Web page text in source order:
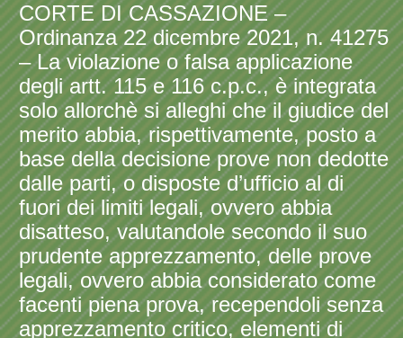
CORTE DI CASSAZIONE –
Ordinanza 22 dicembre 2021, n. 41275
– La violazione o falsa applicazione
degli artt. 115 e 116 c.p.c., è integrata
solo allorchè si alleghi che il giudice del
merito abbia, rispettivamente, posto a
base della decisione prove non dedotte
dalle parti, o disposte d’ufficio al di
fuori dei limiti legali, ovvero abbia
disatteso, valutandole secondo il suo
prudente apprezzamento, delle prove
legali, ovvero abbia considerato come
facenti piena prova, recependoli senza
apprezzamento critico, elementi di